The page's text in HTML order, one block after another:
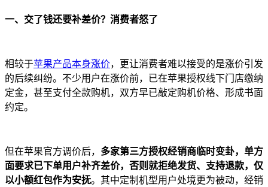
一、交了钱还要补差价？消费者怒了
相较于苹果产品本身涨价，更让消费者难以接受的是涨价引发
的后续纠纷。不少用户在涨价前，已在苹果授权线下门店缴纳
定金，甚至支付全款购机，双方早已敲定购机价格、形成书面
约定。
但在苹果官方调价后， 多家第三方授权经销商临时变卦，单方
面要求已下单用户补齐差价，否则就拒绝发货、支持退款，仅
以小额红包作为安抚。其中定制机型用户处境更为被动，经销